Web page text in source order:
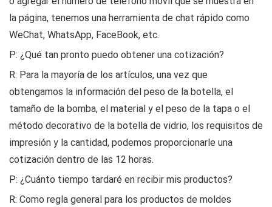
la página, tenemos una herramienta de chat rápido como
WeChat, WhatsApp, FaceBook, etc.
P: ¿Qué tan pronto puedo obtener una cotización?
R: Para la mayoría de los artículos, una vez que
obtengamos la información del peso de la botella, el
tamaño de la bomba, el material y el peso de la tapa o el
método decorativo de la botella de vidrio, los requisitos de
impresión y la cantidad, podemos proporcionarle una
cotización dentro de las 12 horas.
P: ¿Cuánto tiempo tardaré en recibir mis productos?
R: Como regla general para los productos de moldes